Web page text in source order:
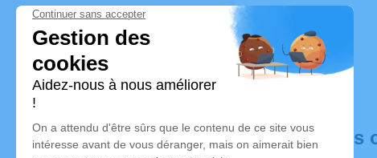
Déroulé des